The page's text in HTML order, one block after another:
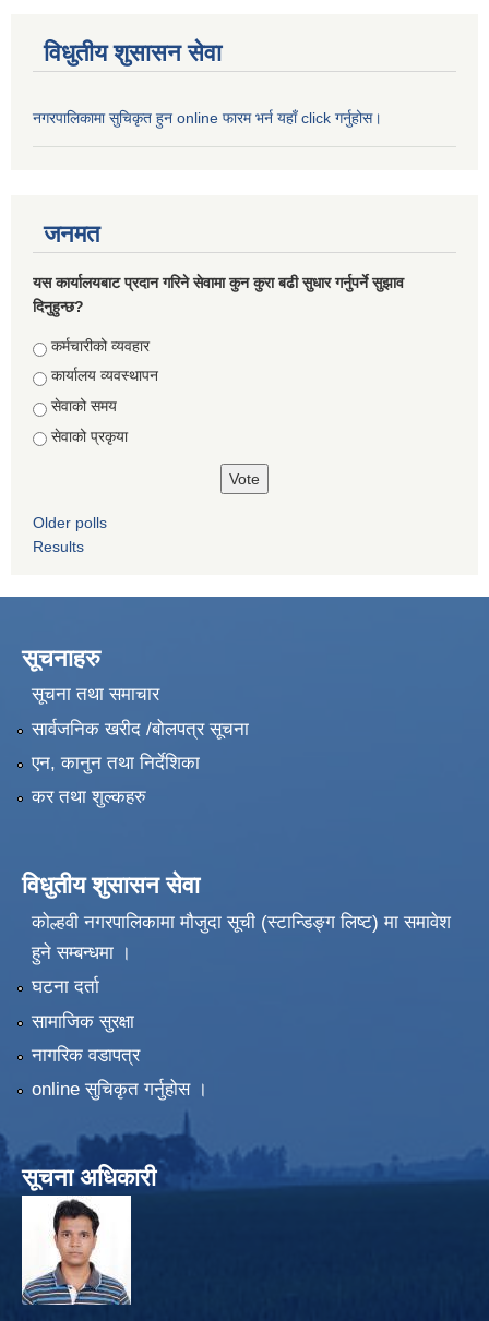
विधुतीय शुसासन सेवा
नगरपालिकामा सुचिकृत हुन online फारम भर्न यहाँ click गर्नुहोस।
जनमत
यस कार्यालयबाट प्रदान गरिने सेवामा कुन कुरा बढी सुधार गर्नुपर्ने सुझाव
दिनुहुन्छ?
Choices
कर्मचारीको व्यवहार
कार्यालय व्यवस्थापन
सेवाको समय
सेवाको प्रकृया
Older polls
Results
सूचनाहरु
सूचना तथा समाचार
सार्वजनिक खरीद /बोलपत्र सूचना
एन, कानुन तथा निर्देशिका
कर तथा शुल्कहरु
विधुतीय शुसासन सेवा
कोल्हवी नगरपालिकामा मौजुदा सूची (स्टान्डिङ्ग लिष्ट) मा समावेश
हुने सम्बन्धमा ।
घटना दर्ता
सामाजिक सुरक्षा
नागरिक वडापत्र
online सुचिकृत गर्नुहोस ।
सूचना अधिकारी